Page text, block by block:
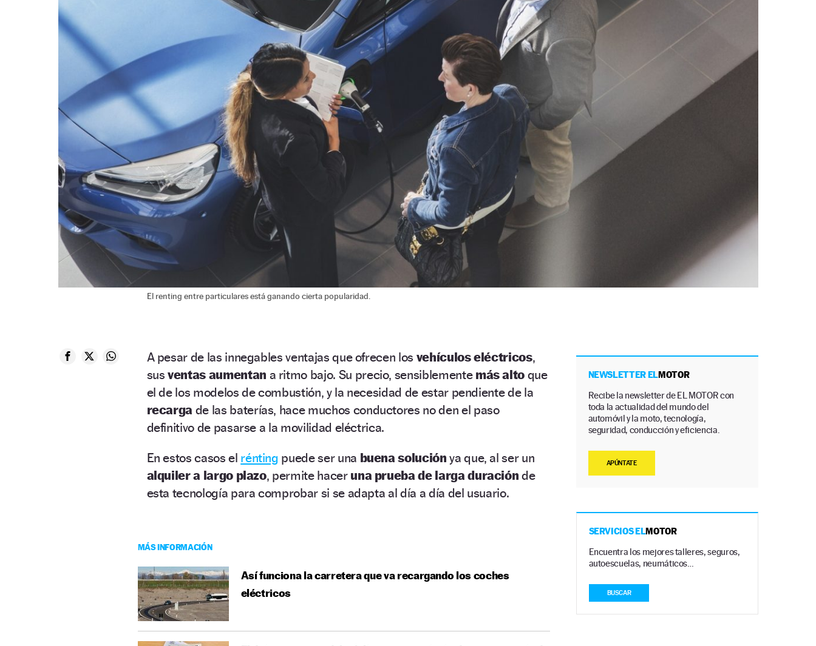
El renting entre particulares está ganando cierta popularidad.
A pesar de las innegables ventajas que ofrecen los vehículos eléctricos,
susventas aumentan a ritmo bajo. Su precio, sensiblemente más alto que
el de los modelos de combustión, y la necesidad de estar pendiente de la
recarga de las baterías, hace muchos conductores no den el paso
definitivo de pasarse a la movilidad eléctrica.
En estos casos el rénting puede ser una buena soluciónya que, al ser un
alquiler a largo plazo, permite hacer una prueba de larga duración de
esta tecnología para comprobar si se adapta al día a día del usuario.
MÁS INFORMACIÓN
Así funciona la carretera que va recargando los coches
eléctricos
NEWSLETTER ELMOTOR
Recibe la newsletter de EL MOTOR con
toda la actualidad del mundo del
automóvil y la moto, tecnología,
seguridad, conducción y eficiencia.
APÚNTATE
SERVICIOS ELMOTOR
Encuentra los mejores talleres, seguros,
autoescuelas, neumáticos…
BUSCAR